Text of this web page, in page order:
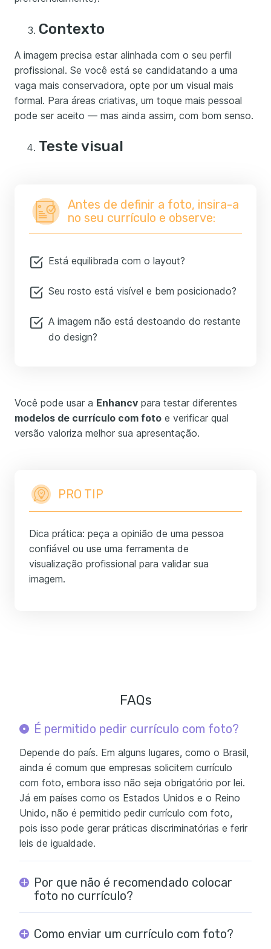
Contexto
A imagem precisa estar alinhada com o seu perfil
profissional. Se você está se candidatando a uma
vaga mais conservadora, opte por um visual mais
formal. Para áreas criativas, um toque mais pessoal
pode ser aceito — mas ainda assim, com bom senso.
Teste visual
Antes de definir a foto, insira-a
no seu currículo e observe:
Está equilibrada com o layout?
Seu rosto está visível e bem posicionado?
A imagem não está destoando do restante
do design?
Você pode usar a Enhancv para testar diferentes
modelos de currículo com foto e verificar qual
versão valoriza melhor sua apresentação.
PRO TIP
Dica prática: peça a opinião de uma pessoa
confiável ou use uma ferramenta de
visualização profissional para validar sua
imagem.
FAQs
É permitido pedir currículo com foto?
Depende do país. Em alguns lugares, como o Brasil,
ainda é comum que empresas solicitem currículo
com foto, embora isso não seja obrigatório por lei.
Já em países como os Estados Unidos e o Reino
Unido, não é permitido pedir currículo com foto,
pois isso pode gerar práticas discriminatórias e ferir
leis de igualdade.
Por que não é recomendado colocar
foto no currículo?
Como enviar um currículo com foto?